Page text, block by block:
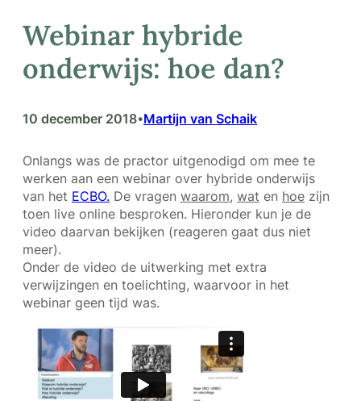
Webinar hybride
onderwijs: hoe dan?
10 december 2018•Martijn van Schaik
Onlangs was de practor uitgenodigd om mee te
werken aan een webinar over hybride onderwijs
van het ECBO. De vragen waarom, wat en hoe zijn
toen live online besproken. Hieronder kun je de
video daarvan bekijken (reageren gaat dus niet
meer).
Onder de video de uitwerking met extra
verwijzingen en toelichting, waarvoor in het
webinar geen tijd was.